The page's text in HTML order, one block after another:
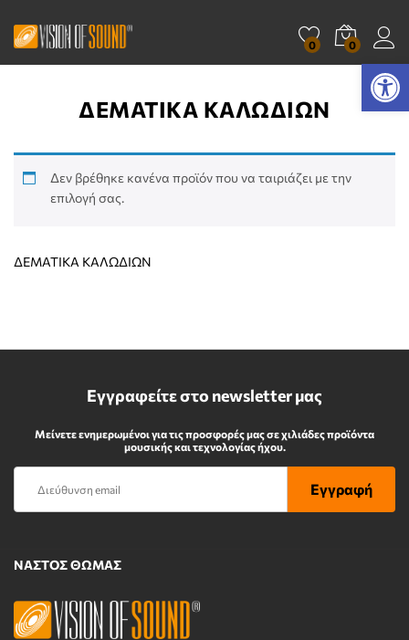
Ανοίξτε τη γραμμή εργαλείων
0 0
ΔΕΜΑΤΙΚΑ ΚΑΛΩΔΙΩΝ
Δεν βρέθηκε κανένα προϊόν που να ταιριάζει με την
επιλογή σας.
ΔΕΜΑΤΙΚΑ ΚΑΛΩΔΙΩΝ
Εγγραφείτε στο newsletter μας
Μείνετε ενημερωμένοι για τις προσφορές μας σε χιλιάδες προϊόντα
μουσικής και τεχνολογίας ήχου.
ΝΑΣΤΟΣ ΘΩΜΑΣ